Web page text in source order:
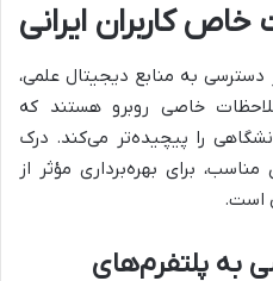
کاربران ایرانی
به منابع دیجیتال علمی،
خاصی روبرو هستند که
را پیچیده‌تر می‌کند. درک
برای بهره‌برداری مؤثر از
است.
پلتفرم‌های